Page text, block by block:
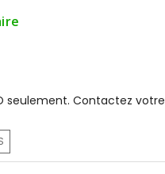
seulement. Contactez votre